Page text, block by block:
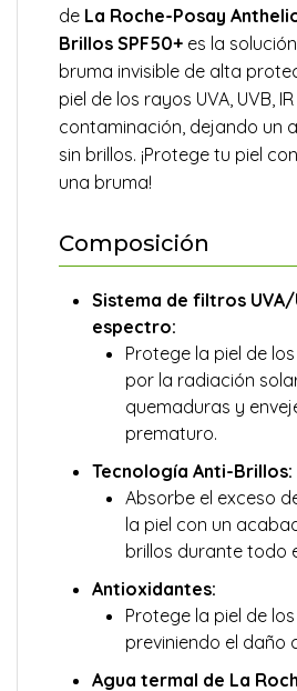
de La Roche-Posay
Brillos SPF50+ es la
bruma invisible de alta
piel de los rayos UVA, UVB,
contaminación, dejando un
sin brillos. ¡Protege tu piel
una bruma!
Composición
Sistema de filtros
espectro:
Protege la piel de
por la radiación
quemaduras y
prematuro.
Tecnología Anti-Brillos:
Absorbe el exceso
la piel con un
brillos durante todo
Antioxidantes:
Protege la piel de
previniendo el daño
Agua termal de La